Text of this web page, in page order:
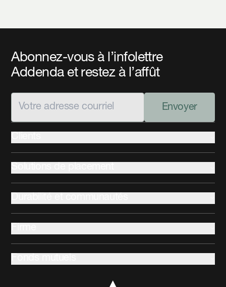
Abonnez-vous à l’infolettre
Addenda et restez à l’affût
Envoyer